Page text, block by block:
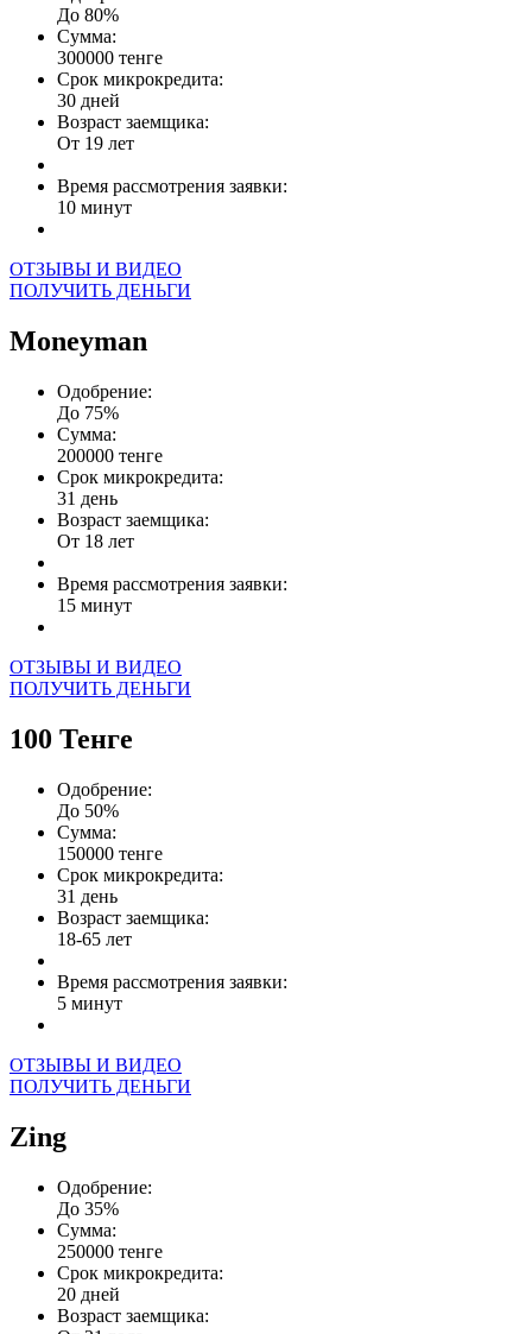
До 80%
Сумма:
300000 тенге
Срок микрокредита:
30 дней
Возраст заемщика:
От 19 лет
Время рассмотрения заявки:
10 минут
ОТЗЫВЫ И ВИДЕО
ПОЛУЧИТЬ ДЕНЬГИ
Moneyman
Одобрение:
До 75%
Сумма:
200000 тенге
Срок микрокредита:
31 день
Возраст заемщика:
От 18 лет
Время рассмотрения заявки:
15 минут
ОТЗЫВЫ И ВИДЕО
ПОЛУЧИТЬ ДЕНЬГИ
100 Тенге
Одобрение:
До 50%
Сумма:
150000 тенге
Срок микрокредита:
31 день
Возраст заемщика:
18-65 лет
Время рассмотрения заявки:
5 минут
ОТЗЫВЫ И ВИДЕО
ПОЛУЧИТЬ ДЕНЬГИ
Zing
Одобрение:
До 35%
Сумма:
250000 тенге
Срок микрокредита:
20 дней
Возраст заемщика: